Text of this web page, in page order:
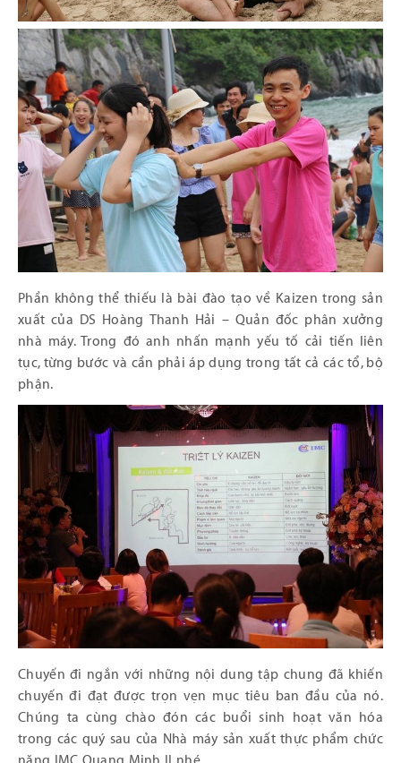
Phần không thể thiếu là bài đào tạo về Kaizen trong sản
xuất của DS Hoàng Thanh Hải – Quản đốc phân xưởng
nhà máy. Trong đó anh nhấn mạnh yếu tố cải tiến liên
tục, từng bước và cần phải áp dụng trong tất cả các tổ, bộ
phận.
Chuyến đi ngắn với những nội dung tập chung đã khiến
chuyến đi đạt được trọn vẹn mục tiêu ban đầu của nó.
Chúng ta cùng chào đón các buổi sinh hoạt văn hóa
trong các quý sau của Nhà máy sản xuất thực phẩm chức